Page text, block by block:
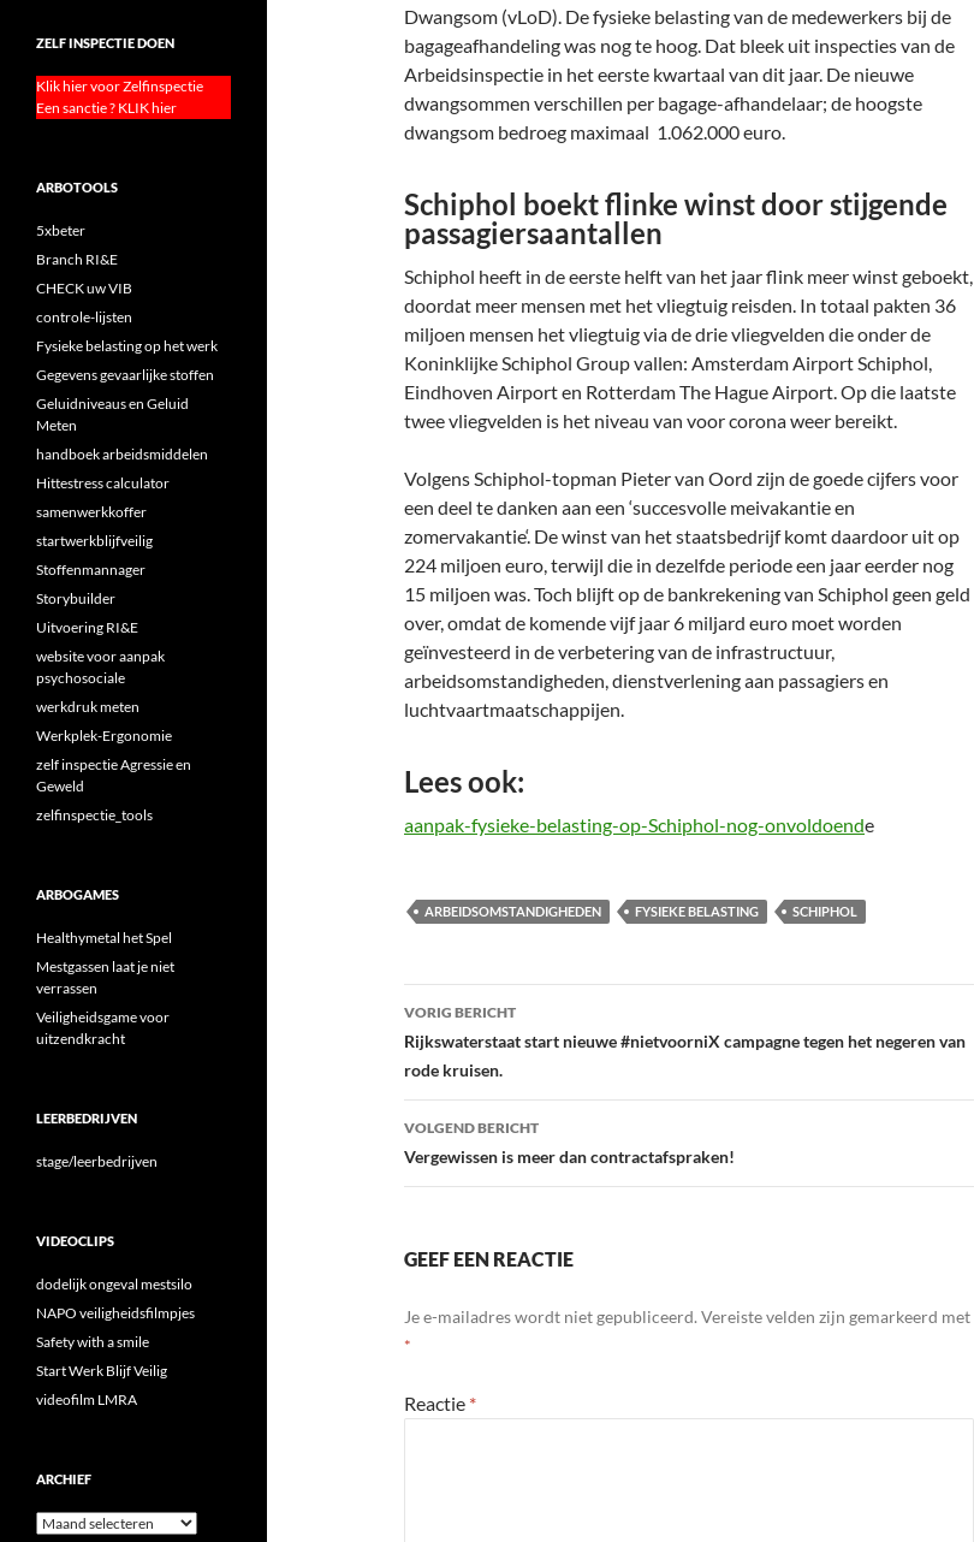
Dwangsom (vLoD). De fysieke belasting van de medewerkers bij de
bagageafhandeling was nog te hoog. Dat bleek uit inspecties van de
Arbeidsinspectie in het eerste kwartaal van dit jaar. De nieuwe
dwangsommen verschillen per bagage-afhandelaar; de hoogste
dwangsom bedroeg maximaal 1.062.000 euro.
Schiphol boekt flinke winst door stijgende
passagiersaantallen
Schiphol heeft in de eerste helft van het jaar flink meer winst geboekt,
doordat meer mensen met het vliegtuig reisden. In totaal pakten 36
miljoen mensen het vliegtuig via de drie vliegvelden die onder de
Koninklijke Schiphol Group vallen: Amsterdam Airport Schiphol,
Eindhoven Airport en Rotterdam The Hague Airport. Op die laatste
twee vliegvelden is het niveau van voor corona weer bereikt.
Volgens Schiphol-topman Pieter van Oord zijn de goede cijfers voor
een deel te danken aan een ‘succesvolle meivakantie en
zomervakantie‘. De winst van het staatsbedrijf komt daardoor uit op
224 miljoen euro, terwijl die in dezelfde periode een jaar eerder nog
15 miljoen was. Toch blijft op de bankrekening van Schiphol geen geld
over, omdat de komende vijf jaar 6 miljard euro moet worden
geïnvesteerd in de verbetering van de infrastructuur,
arbeidsomstandigheden, dienstverlening aan passagiers en
luchtvaartmaatschappijen.
Lees ook:
aanpak-fysieke-belasting-op-Schiphol-nog-onvoldoende
ARBEIDSOMSTANDIGHEDEN FYSIEKE BELASTING SCHIPHOL
Bericht
navigatie
VORIG BERICHT
Rijkswaterstaat start nieuwe #nietvoorniX campagne tegen het negeren van
rode kruisen.
VOLGEND BERICHT
Vergewissen is meer dan contractafspraken!
GEEF EEN REACTIE
Je e-mailadres wordt niet gepubliceerd. Vereiste velden zijn gemarkeerd met
*
Reactie *
ZELF INSPECTIE DOEN
Klik hier voor Zelfinspectie
Een sanctie ? KLIK hier
ARBOTOOLS
5xbeter
Branch RI&E
CHECK uw VIB
controle-lijsten
Fysieke belasting op het werk
Gegevens gevaarlijke stoffen
Geluidniveaus en Geluid
Meten
handboek arbeidsmiddelen
Hittestress calculator
samenwerkkoffer
startwerkblijfveilig
Stoffenmannager
Storybuilder
Uitvoering RI&E
website voor aanpak
psychosociale
werkdruk meten
Werkplek-Ergonomie
zelf inspectie Agressie en
Geweld
zelfinspectie_tools
ARBOGAMES
Healthymetal het Spel
Mestgassen laat je niet
verrassen
Veiligheidsgame voor
uitzendkracht
LEERBEDRIJVEN
stage/leerbedrijven
VIDEOCLIPS
dodelijk ongeval mestsilo
NAPO veiligheidsfilmpjes
Safety with a smile
Start Werk Blijf Veilig
videofilm LMRA
ARCHIEF
Archief